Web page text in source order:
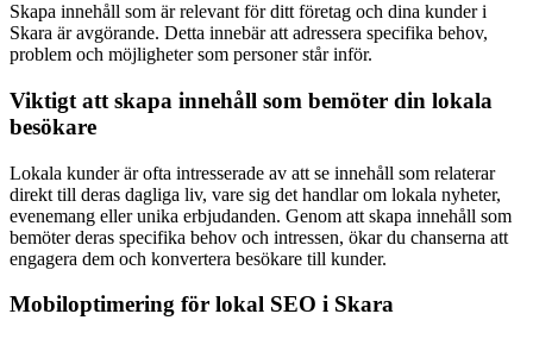
Skapa innehåll som är relevant för ditt företag och dina kunder i
Skara är avgörande. Detta innebär att adressera specifika behov,
problem och möjligheter som personer står inför.
Viktigt att skapa innehåll som bemöter din lokala
besökare
Lokala kunder är ofta intresserade av att se innehåll som relaterar
direkt till deras dagliga liv, vare sig det handlar om lokala nyheter,
evenemang eller unika erbjudanden. Genom att skapa innehåll som
bemöter deras specifika behov och intressen, ökar du chanserna att
engagera dem och konvertera besökare till kunder.
Mobiloptimering för lokal SEO i Skara